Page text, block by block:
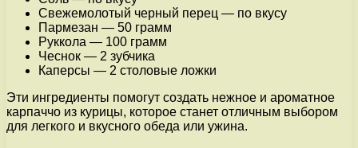
Свежемолотый черный перец — по вкусу
Пармезан — 50 грамм
Руккола — 100 грамм
Чеснок — 2 зубчика
Каперсы — 2 столовые ложки
Эти ингредиенты помогут создать нежное и ароматное
карпаччо из курицы, которое станет отличным выбором
для легкого и вкусного обеда или ужина.